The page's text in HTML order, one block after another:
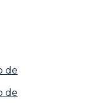
de
de